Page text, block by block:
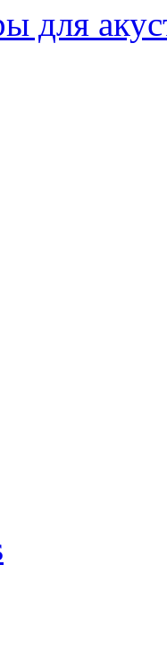
для